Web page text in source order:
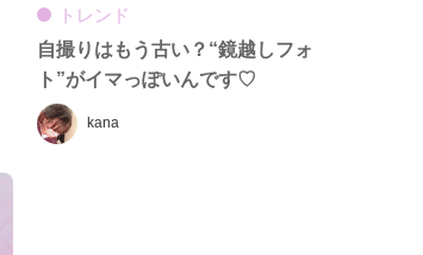
kana
トレンド
自撮りはもう古い？“鏡越しフォ
ト”がイマっぽいんです♡